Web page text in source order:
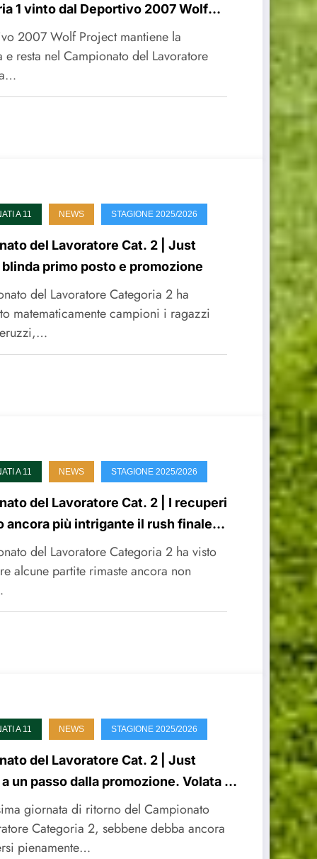
1 vinto dal Deportivo 2007 Wolf
2007 Wolf Project mantiene la
e resta nel Campionato del Lavoratore
A 11 NEWS STAGIONE 2025/2026
del Lavoratore Cat. 2 | Just
primo posto e promozione
del Lavoratore Categoria 2 ha
matematicamente campioni i ragazzi
A 11 NEWS STAGIONE 2025/2026
del Lavoratore Cat. 2 | I recuperi
ancora più intrigante il rush finale
del Lavoratore Categoria 2 ha visto
alcune partite rimaste ancora non
A 11 NEWS STAGIONE 2025/2026
del Lavoratore Cat. 2 | Just
un passo dalla promozione. Volata a
e 3° posto
giornata di ritorno del Campionato
Categoria 2, sebbene debba ancora
pienamente…